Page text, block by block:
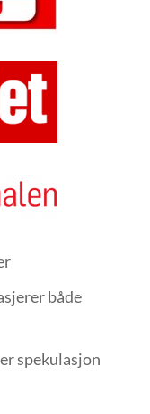
både
spekulasjon